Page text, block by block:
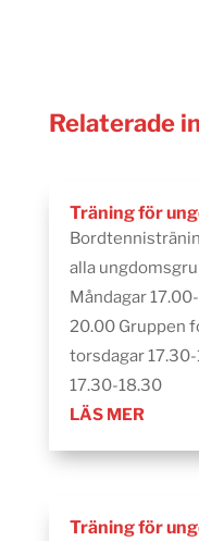
Relaterade
Träning för
alla
Måndagar
20.00 Gruppen
torsdagar
17.30-18.30
LÄS MER
Träning för